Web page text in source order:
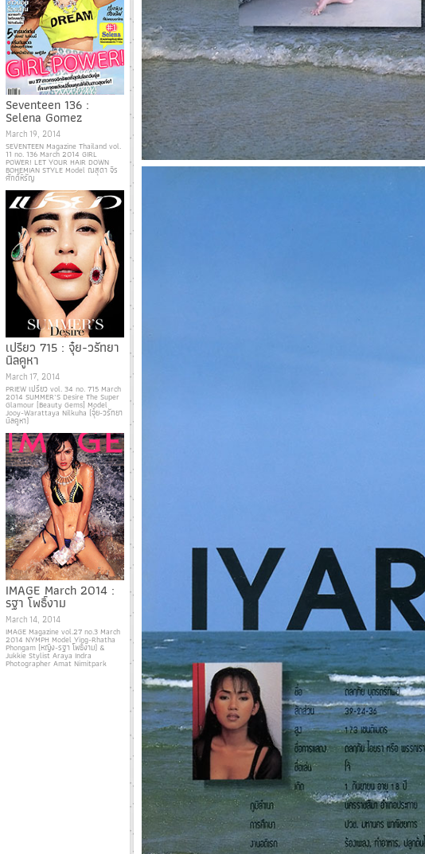
Seventeen 136 :
Selena Gomez
March 19, 2014
SEVENTEEN Magazine Thailand vol.
11 no. 136 March 2014 GIRL
POWER! LET YOUR HAIR DOWN
BOHEMIAN STYLE Model ณสุดา จิร
ศักดิ์หิรัญ
เปรียว 715 : จุ๋ย-วรัทยา
นิลคูหา
March 17, 2014
PRIEW เปรียว vol. 34 no. 715 March
2014 SUMMER’S Desire The Super
Glamour [Beauty Gems] Model
Jooy-Warattaya Nilkuha (จุ๋ย-วรัทยา
นิลคูหา)
IMAGE March 2014 :
รฐา โพธิ์งาม
March 14, 2014
IMAGE Magazine vol.27 no.3 March
2014 NYMPH Model Ying-Rhatha
Phongam (หญิง-รฐา โพธิ์งาม) &
Jukkie Stylist Araya Indra
Photographer Amat Nimitpark